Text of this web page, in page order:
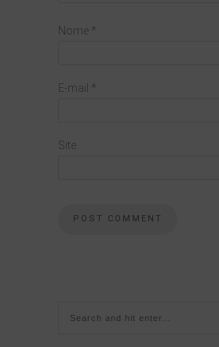
Nome *
E-mail *
Site